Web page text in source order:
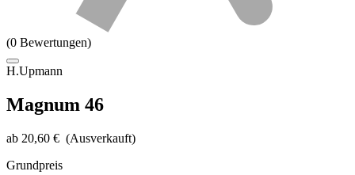
(0 Bewertungen)
H.Upmann
Magnum 46
ab 20,60 € (Ausverkauft)
Grundpreis